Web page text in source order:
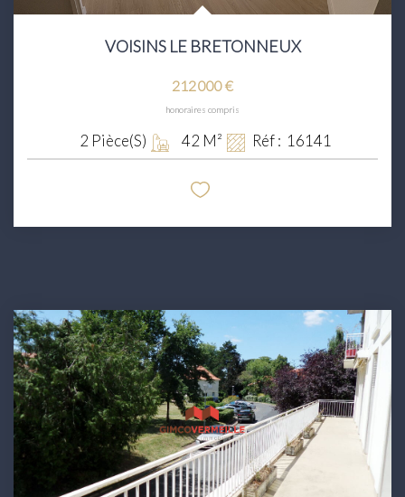
VOISINS LE BRETONNEUX
212 000 €
honoraires compris
2 Pièce(s) 42 M² Réf : 16141